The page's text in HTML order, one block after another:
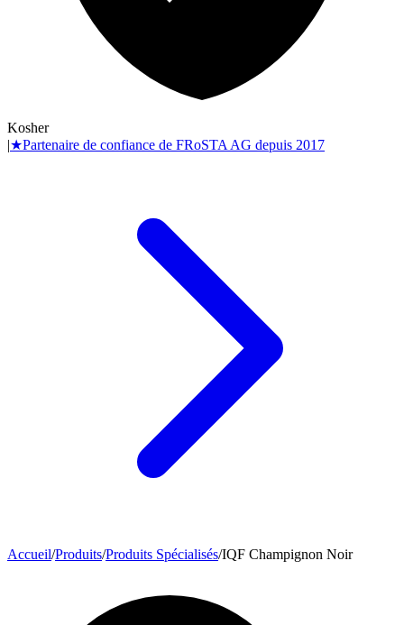
Kosher
|★Partenaire de confiance de FRoSTA AG depuis 2017
Accueil/Produits/Produits Spécialisés/IQF Champignon Noir